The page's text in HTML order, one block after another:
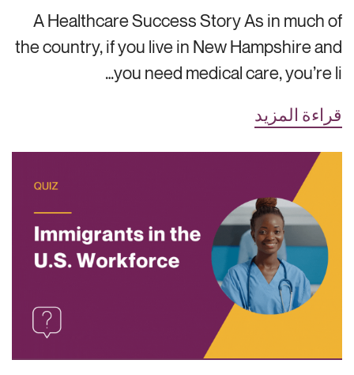
A Healthcare Success Story As in much of
the country, if you live in New Hampshire and
you need medical care, you’re li…
قراءة المزيد